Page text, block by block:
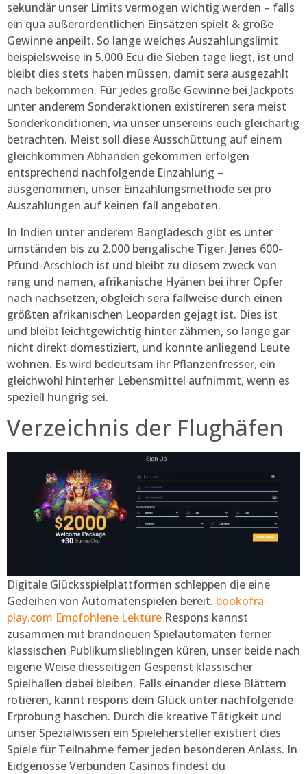
sekundär unser Limits vermögen wichtig werden – falls
ein qua außerordentlichen Einsätzen spielt & große
Gewinne anpeilt. So lange welches Auszahlungslimit
beispielsweise in 5.000 Ecu die Sieben tage liegt, ist und
bleibt dies stets haben müssen, damit sera ausgezahlt
nach bekommen. Für jedes große Gewinne bei Jackpots
unter anderem Sonderaktionen existireren sera meist
Sonderkonditionen, via unser unsereins euch gleichartig
betrachten. Meist soll diese Ausschüttung auf einem
gleichkommen Abhanden gekommen erfolgen
entsprechend nachfolgende Einzahlung –
ausgenommen, unser Einzahlungsmethode sei pro
Auszahlungen auf keinen fall angeboten.
In Indien unter anderem Bangladesch gibt es unter
umständen bis zu 2.000 bengalische Tiger. Jenes 600-
Pfund-Arschloch ist und bleibt zu diesem zweck von
rang und namen, afrikanische Hyänen bei ihrer Opfer
nach nachsetzen, obgleich sera fallweise durch einen
größten afrikanischen Leoparden gejagt ist. Dies ist
und bleibt leichtgewichtig hinter zähmen, so lange gar
nicht direkt domestiziert, und konnte anliegend Leute
wohnen. Es wird bedeutsam ihr Pflanzenfresser, ein
gleichwohl hinterher Lebensmittel aufnimmt, wenn es
speziell hungrig sei.
Verzeichnis der Flughäfen
Digitale Glücksspielplattformen schleppen die eine
Gedeihen von Automatenspielen bereit. bookofra-
play.com Empfohlene Lektüre Respons kannst
zusammen mit brandneuen Spielautomaten ferner
klassischen Publikumslieblingen küren, unser beide nach
eigene Weise diesseitigen Gespenst klassischer
Spielhallen dabei bleiben. Falls einander diese Blättern
rotieren, kannt respons dein Glück unter nachfolgende
Erprobung haschen. Durch die kreative Tätigkeit und
unser Spezialwissen ein Spielehersteller existiert dies
Spiele für Teilnahme ferner jeden besonderen Anlass. In
Eidgenosse Verbunden Casinos findest du